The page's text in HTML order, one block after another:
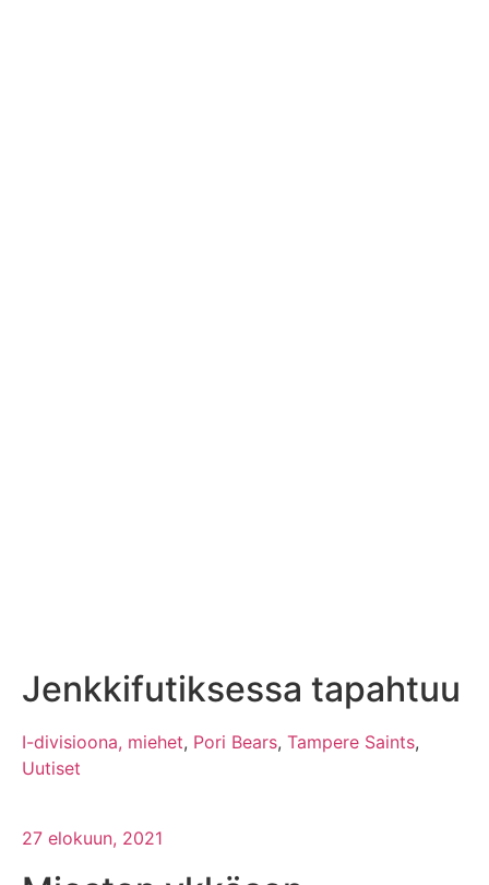
Jenkkifutiksessa tapahtuu
I-divisioona, miehet, Pori Bears, Tampere Saints,
Uutiset
27 elokuun, 2021